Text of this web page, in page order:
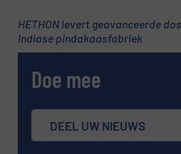
Telefoonnummer
Onderwerp (Vereist)
HETHON levert geavanceerde
Indiase pindakaasfabriek
Doe mee
DEEL UW NIEUWS